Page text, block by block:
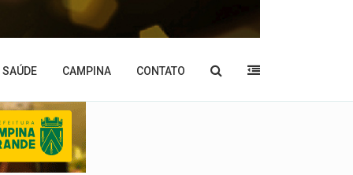
SAÚDE CAMPINA CONTATO